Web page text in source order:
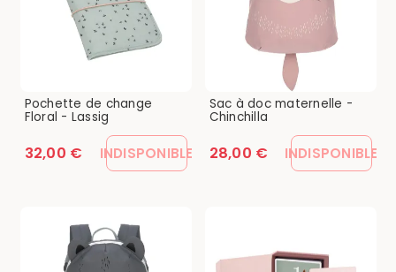
Pochette de change
Floral - Lassig
32,00 € INDISPONIBLE
Sac à doc maternelle -
Chinchilla
28,00 € INDISPONIBLE